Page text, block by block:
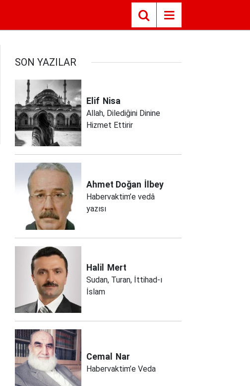
SON YAZILAR
Elif Nisa
Allah, Dilediğini Dinine
Hizmet Ettirir
Ahmet Doğan İlbey
Habervaktim’e vedâ
yazısı
Halil Mert
Sudan, Turan, İttihad-ı
İslam
Cemal Nar
Habervaktim’e Veda